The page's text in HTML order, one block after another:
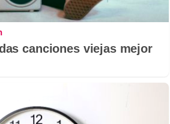
canciones viejas mejor